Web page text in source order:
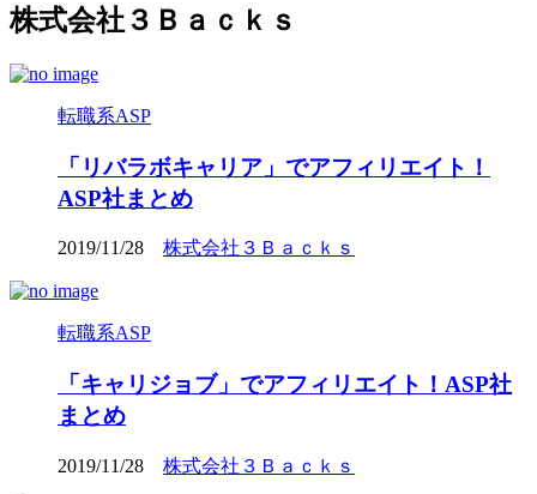
株式会社３Ｂａｃｋｓ
転職系ASP
「リバラボキャリア」でアフィリエイト！
ASP社まとめ
2019/11/28 株式会社３Ｂａｃｋｓ
転職系ASP
「キャリジョブ」でアフィリエイト！ASP社
まとめ
2019/11/28 株式会社３Ｂａｃｋｓ